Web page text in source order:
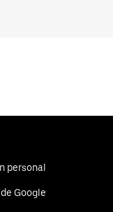
personal
Google